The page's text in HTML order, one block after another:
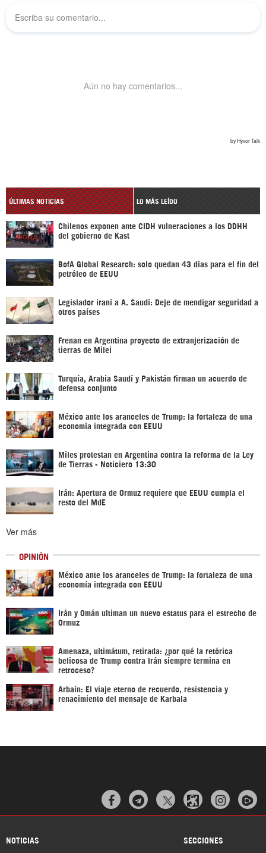
ÚLTIMAS NOTICIAS LO MÁS LEÍDO
Chilenos exponen ante CIDH vulneraciones a los DDHH
del gobierno de Kast
BofA Global Research: solo quedan 43 días para el fin del
petróleo de EEUU
Legislador iraní a A. Saudí: Deje de mendigar seguridad a
otros países
Frenan en Argentina proyecto de extranjerización de
tierras de Milei
Turquía, Arabia Saudí y Pakistán firman un acuerdo de
defensa conjunto
México ante los aranceles de Trump: la fortaleza de una
economía integrada con EEUU
Miles protestan en Argentina contra la reforma de la Ley
de Tierras - Noticiero 13:30
Irán: Apertura de Ormuz requiere que EEUU cumpla el
resto del MdE
Ver más
OPINIÓN
México ante los aranceles de Trump: la fortaleza de una
economía integrada con EEUU
Irán y Omán ultiman un nuevo estatus para el estrecho de
Ormuz
Amenaza, ultimátum, retirada: ¿por qué la retórica
belicosa de Trump contra Irán siempre termina en
retroceso?
Arbaín: El viaje eterno de recuerdo, resistencia y
renacimiento del mensaje de Karbala
  
NOTICIAS SECCIONES